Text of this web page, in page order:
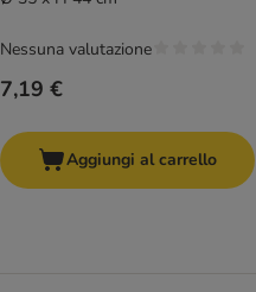
7,19 €
Nessuna valutazione
Aggiungi al carrello